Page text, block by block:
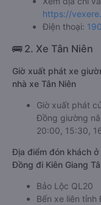
https://
Điện thoại:
🚌 2. Xe Tân Niên
Giờ xuất phát xe
nhà xe Tân Niên
Giờ xuất phát
Đồng giường
20:00, 15:30,
Địa điểm đón khách
Đồng đi Kiên Giang
Bảo Lộc QL20
Bến xe liên tỉnh